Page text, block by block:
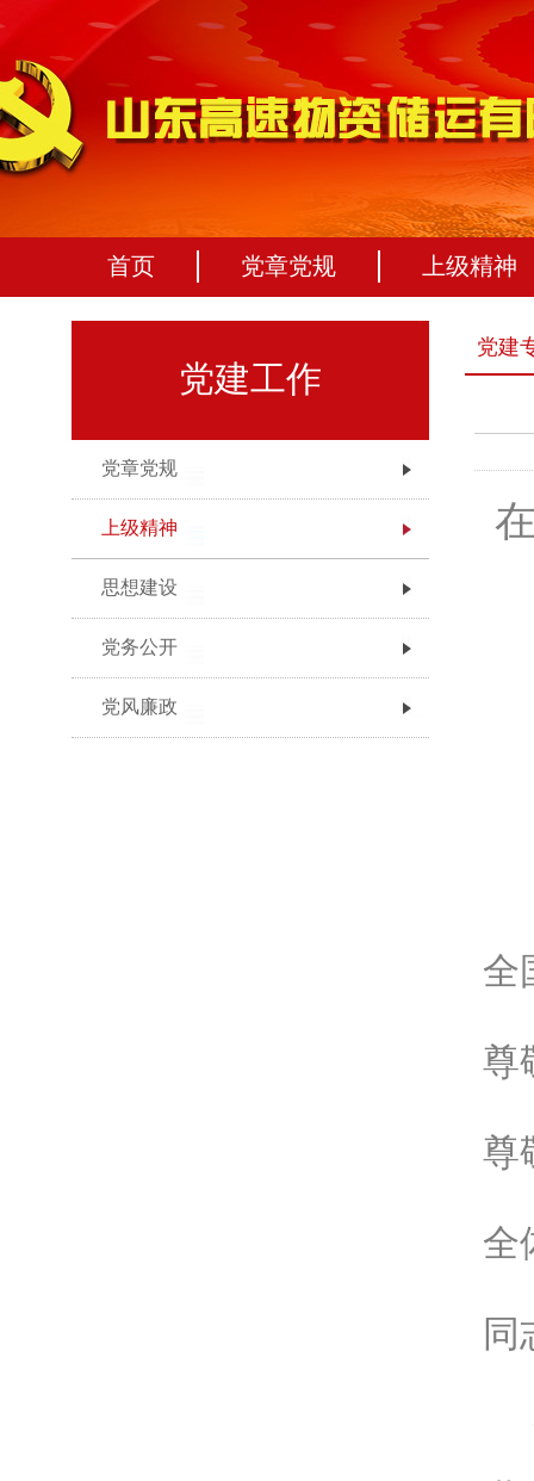
首页 党章党规 上级精神
党建工作
党章党规
上级精神
思想建设
党务公开
党风廉政
党建
全
尊
尊
全
同